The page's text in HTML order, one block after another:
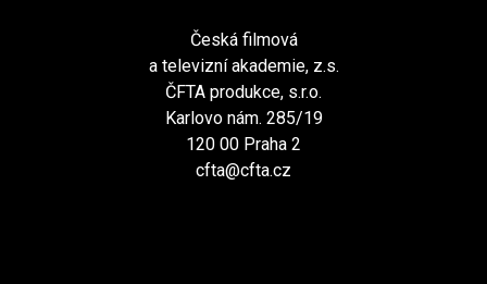
Česká filmová
a televizní akademie, z.s.
ČFTA produkce, s.r.o.
Karlovo nám. 285/19
120 00 Praha 2
cfta@cfta.cz